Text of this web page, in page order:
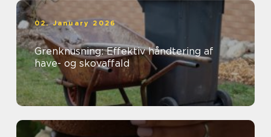
02. January 2026
Grenknusning: Effektiv håndtering af
have- og skovaffald